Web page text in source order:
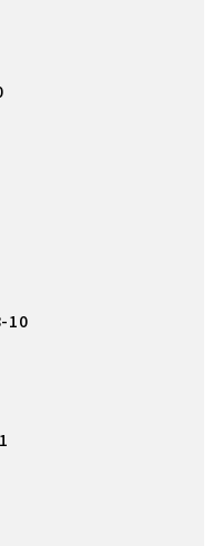
10